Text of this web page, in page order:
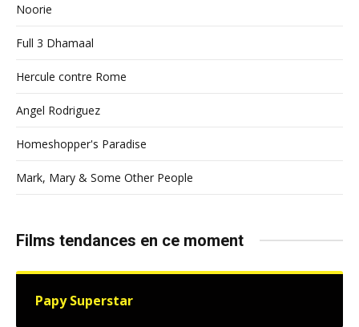
Noorie
Full 3 Dhamaal
Hercule contre Rome
Angel Rodriguez
Homeshopper's Paradise
Mark, Mary & Some Other People
Films tendances en ce moment
Papy Superstar